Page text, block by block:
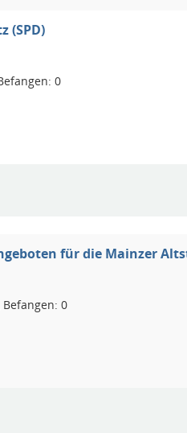
(SPD)
0
für die Mainzer
Befangen: 0